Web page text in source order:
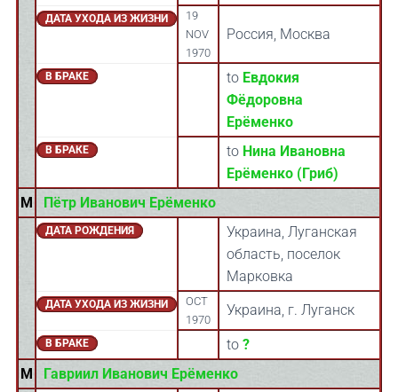
ДАТА УХОДА ИЗ ЖИЗНИ
19
NOV
1970
Россия, Москва
В БРАКЕ to Евдокия
Фёдоровна
Ерёменко
В БРАКЕ to Нина Ивановна
Ерёменко (Гриб)
M
Пётр Иванович Ерёменко
ДАТА РОЖДЕНИЯ
Украина, Луганская
область, поселок
Марковка
ДАТА УХОДА ИЗ ЖИЗНИ
OCT
1970
Украина, г. Луганск
В БРАКЕ to ?
M
Гавриил Иванович Ерёменко